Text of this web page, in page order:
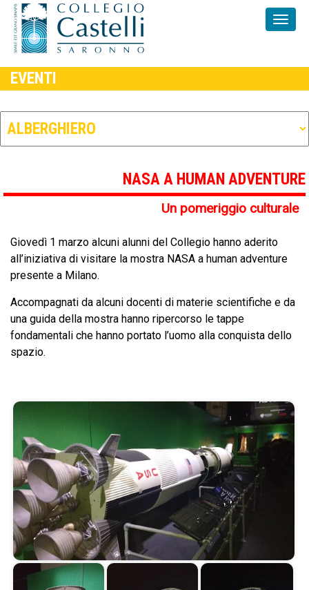
EVENTI
NASA A HUMAN ADVENTURE
Un pomeriggio culturale
Giovedì 1 marzo alcuni alunni del Collegio hanno aderito
all’iniziativa di visitare la mostra NASA a human adventure
presente a Milano.
Accompagnati da alcuni docenti di materie scientifiche e da
una guida della mostra hanno ripercorso le tappe
fondamentali che hanno portato l’uomo alla conquista dello
spazio.